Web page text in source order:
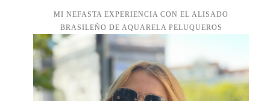
MI NEFASTA EXPERIENCIA CON EL ALISADO
BRASILEÑO DE AQUARELA PELUQUEROS